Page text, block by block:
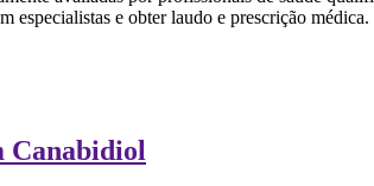
especialistas e obter laudo e prescrição
Canabidiol